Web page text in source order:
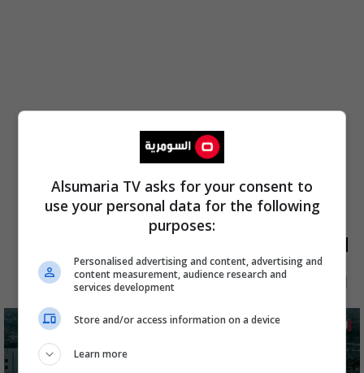
الأكثر قراءة
الآن 7 أيام شهر
Alsumaria TV asks for your consent to
use your personal data for the following
purposes:
Personalised advertising and content, advertising and
content measurement, audience research and
services development
Store and/or access information on a device
Learn more